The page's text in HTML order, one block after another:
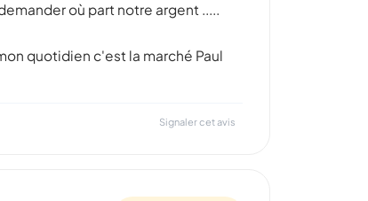
où part notre argent .....
quotidien c'est la marché Paul
Signaler cet avis